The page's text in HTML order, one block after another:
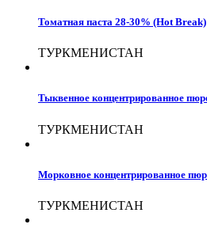
Томатная паста 28-30% (Hot Break)
ТУРКМЕНИСТАН
Тыквенное концентрированное
ТУРКМЕНИСТАН
Морковное концентрированное
ТУРКМЕНИСТАН